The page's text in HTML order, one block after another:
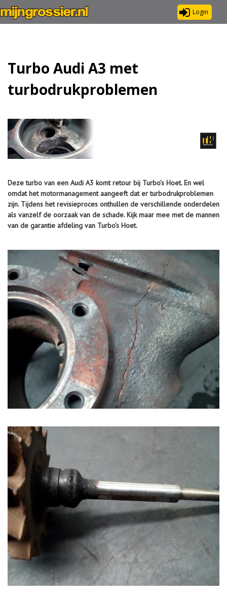
Login
Turbo Audi A3 met
turbodrukproblemen
Deze turbo van een Audi A3 komt retour bij Turbo’s Hoet. En wel
omdat het motormanagement aangeeft dat er turbodrukproblemen
zijn. Tijdens het revisieproces onthullen de verschillende onderdelen
als vanzelf de oorzaak van de schade. Kijk maar mee met de mannen
van de garantie afdeling van Turbo’s Hoet.